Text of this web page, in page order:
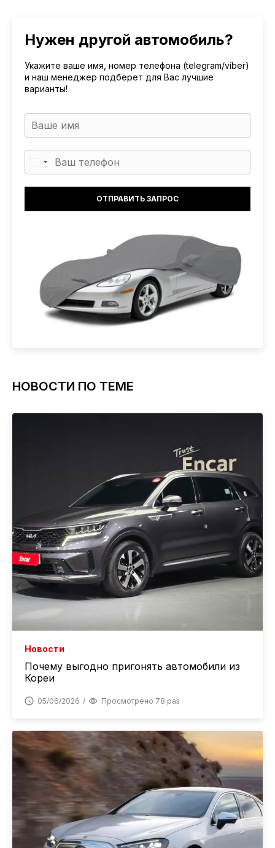
Нужен другой автомобиль?
Укажите ваше имя, номер телефона (telegram/viber)
и наш менеджер подберет для Вас лучшие
варианты!
НОВОСТИ ПО ТЕМЕ
Новости
Почему выгодно пригонять автомобили из
Кореи
05/06/2026 Просмотрено 78 раз